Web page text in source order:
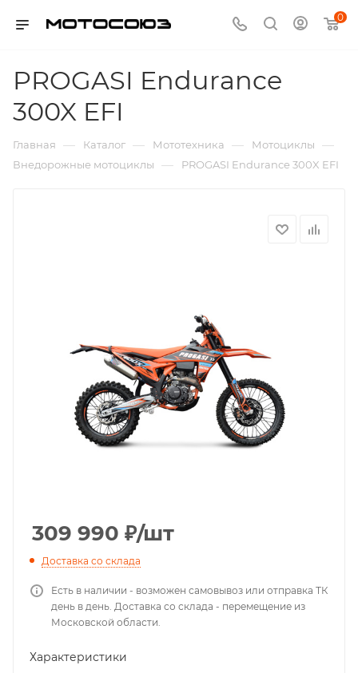
0
PROGASI Endurance
300X EFI
Главная — Каталог — Мототехника — Мотоциклы —
Внедорожные мотоциклы — PROGASI Endurance 300X EFI
309 990 ₽/шт
Доставка со склада
Есть в наличии - возможен самовывоз или отправка ТК
день в день. Доставка со склада - перемещение из
Московской области.
Характеристики